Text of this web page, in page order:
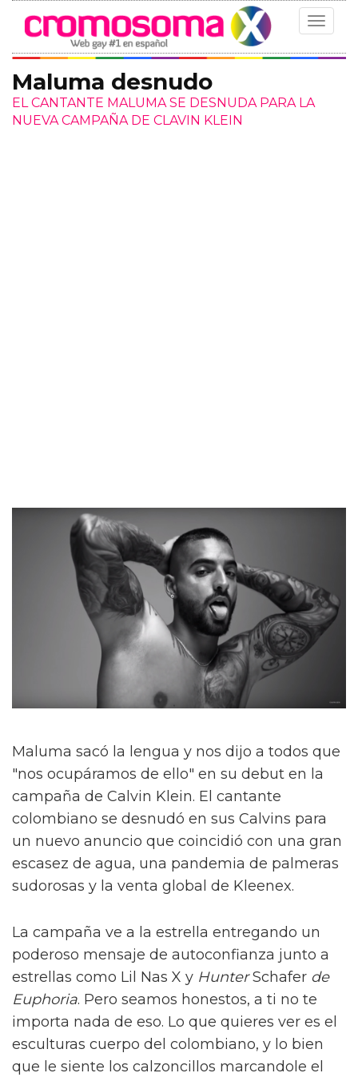
Toggle
Maluma desnudo
EL CANTANTE MALUMA SE DESNUDA PARA LA
NUEVA CAMPAÑA DE CLAVIN KLEIN
Maluma sacó la lengua y nos dijo a todos que
"nos ocupáramos de ello" en su debut en la
campaña de Calvin Klein. El cantante
colombiano se desnudó en sus Calvins para
un nuevo anuncio que coincidió con una gran
escasez de agua, una pandemia de palmeras
sudorosas y la venta global de Kleenex.
La campaña ve a la estrella entregando un
poderoso mensaje de autoconfianza junto a
estrellas como Lil Nas X y HunterSchafer de
Euphoria. Pero seamos honestos, a ti no te
importa nada de eso. Lo que quieres ver es el
esculturas cuerpo del colombiano, y lo bien
que le siente los calzoncillos marcandole el